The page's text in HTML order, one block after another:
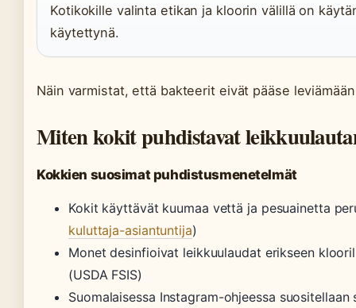
Kotikokille valinta etikan ja kloorin välillä on
käytettynä.
Näin varmistat, että bakteerit eivät pääse
Miten kokit puhdistavat
Kokkien suosimat puhdistusmenetelmät
Kokit käyttävät kuumaa vettä ja pesuainetta
kuluttaja-asiantuntija)
Monet desinfioivat leikkuulaudat erikseen
(USDA FSIS)
Suomalaisessa Instagram-ohjeessa